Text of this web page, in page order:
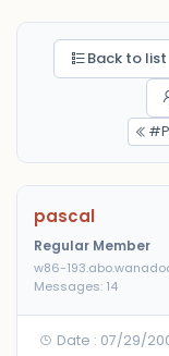
Back to list
pascal
Regular Member
w86-
Messages: 14
Date : 07/29/